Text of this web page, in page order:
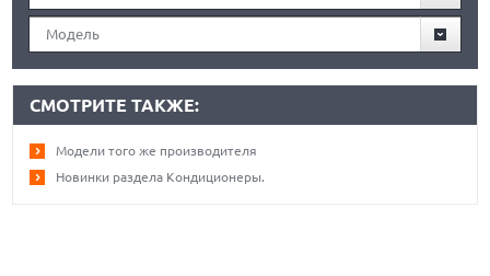
Модель
СМОТРИТЕ ТАКЖЕ:
Модели того же производителя
Новинки раздела Кондиционеры.